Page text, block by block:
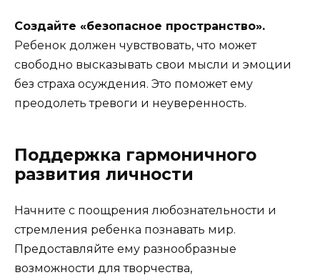
Создайте «безопасное пространство».
Ребенок должен чувствовать, что может
свободно высказывать свои мысли и эмоции
без страха осуждения. Это поможет ему
преодолеть тревоги и неуверенность.
Поддержка гармоничного
развития личности
Начните с поощрения любознательности и
стремления ребенка познавать мир.
Предоставляйте ему разнообразные
возможности для творчества,